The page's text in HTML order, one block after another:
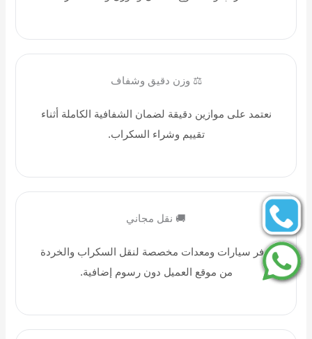
⚖️ وزن دقيق وشفاف
نعتمد على موازين دقيقة لضمان الشفافية الكاملة أثناء
تقييم وشراء السكراب.
🚚 نقل مجاني
نوفر سيارات ومعدات مخصصة لنقل السكراب والخردة
من موقع العميل دون رسوم إضافية.